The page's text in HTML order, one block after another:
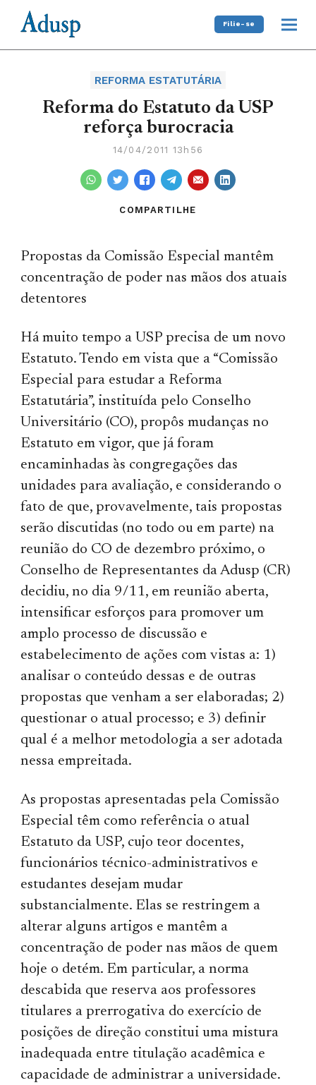
Filie-se
REFORMA ESTATUTÁRIA
Reforma do Estatuto da USP
reforça burocracia
14/04/2011 13h56
COMPARTILHE
Propostas da Comissão Especial mantêm
concentração de poder nas mãos dos atuais
detentores
Há muito tempo a USP precisa de um novo
Estatuto. Tendo em vista que a “Comissão
Especial para estudar a Reforma
Estatutária”, instituída pelo Conselho
Universitário (CO), propôs mudanças no
Estatuto em vigor, que já foram
encaminhadas às congregações das
unidades para avaliação, e considerando o
fato de que, provavelmente, tais propostas
serão discutidas (no todo ou em parte) na
reunião do CO de dezembro próximo, o
Conselho de Representantes da Adusp (CR)
decidiu, no dia 9/11, em reunião aberta,
intensificar esforços para promover um
amplo processo de discussão e
estabelecimento de ações com vistas a: 1)
analisar o conteúdo dessas e de outras
propostas que venham a ser elaboradas; 2)
questionar o atual processo; e 3) definir
qual é a melhor metodologia a ser adotada
nessa empreitada.
As propostas apresentadas pela Comissão
Especial têm como referência o atual
Estatuto da USP, cujo teor docentes,
funcionários técnico-administrativos e
estudantes desejam mudar
substancialmente. Elas se restringem a
alterar alguns artigos e mantêm a
concentração de poder nas mãos de quem
hoje o detém. Em particular, a norma
descabida que reserva aos professores
titulares a prerrogativa do exercício de
posições de direção constitui uma mistura
inadequada entre titulação acadêmica e
capacidade de administrar a universidade.